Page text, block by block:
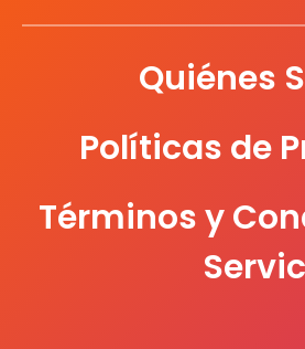
Quiénes
Políticas de
Términos y